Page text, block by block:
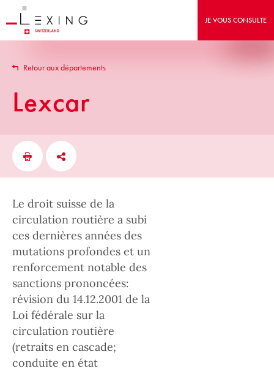
JE VOUS CONSULTE
Retour aux départements
Lexcar
Le droit suisse de la
circulation routière a subi
ces dernières années des
mutations profondes et un
renforcement notable des
sanctions prononcées:
révision du 14.12.2001 de la
Loi fédérale sur la
circulation routière
(retraits en cascade;
conduite en état